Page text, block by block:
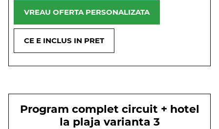
VREAU OFERTA PERSONALIZATA
CE E INCLUS IN PRET
Program complet circuit + hotel
la plaja varianta 3